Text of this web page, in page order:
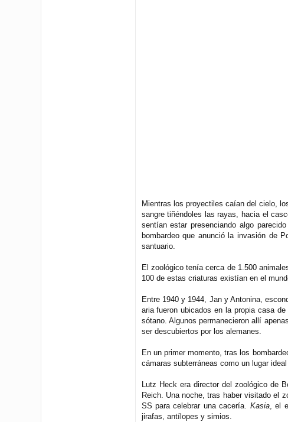
Mientras los proyectiles caían del cielo,
sangre tiñéndoles las rayas, hacia el
sentían estar presenciando algo
bombardeo que anunció la invasión de
santuario.
El zoológico tenía cerca de 1.500
100 de estas criaturas existían en el
Entre 1940 y 1944, Jan y Antonina,
aria fueron ubicados en la propia casa
sótano. Algunos permanecieron allí
ser descubiertos por los alemanes.
En un primer momento, tras los
cámaras subterráneas como un lugar
Lutz Heck era director del zoológico de
Reich. Una noche, tras haber visitado el
SS para celebrar una cacería. Kasia, el
jirafas, antílopes y simios.